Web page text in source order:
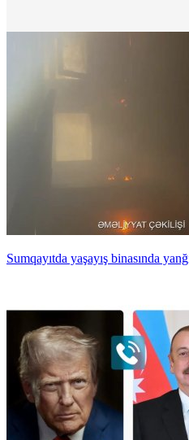
Sumqayıtda yaşayış binasında